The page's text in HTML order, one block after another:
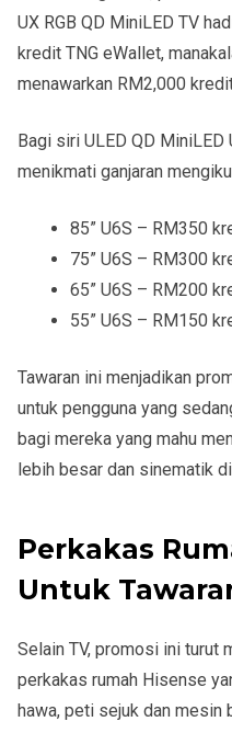
UX RGB QD MiniLED TV
kredit TNG eWallet,
menawarkan RM2,000
Bagi siri ULED QD
menikmati ganjaran
85” U6S – RM350
75” U6S – RM300
65” U6S – RM200
55” U6S – RM150
Tawaran ini menjadikan
untuk pengguna yang
bagi mereka yang mahu
lebih besar dan sinematik di
Perkakas
Untuk
Selain TV, promosi ini turut
perkakas rumah Hisense
hawa, peti sejuk dan mesin